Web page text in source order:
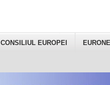
CONSILIUL EUROPEI